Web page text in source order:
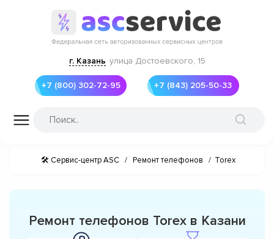
г. Казань улица Достоевского, 15
+7 (800) 302-72-95 +7 (843) 205-50-33
🛠 Сервис-центр ASC / Ремонт телефонов / Torex
Ремонт телефонов Torex в Казани